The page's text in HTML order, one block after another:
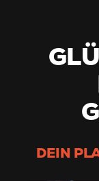
DEIN